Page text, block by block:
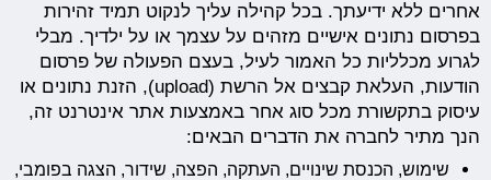
אחרים ללא ידיעתך. בכל קהילה עליך לנקוט תמיד זהירות
בפרסום נתונים אישיים מזהים על עצמך או על ילדיך. מבלי
לגרוע מכלליות כל האמור לעיל, בעצם הפעולה של פרסום
הודעות, העלאת קבצים אל הרשת (upload), הזנת נתונים או
עיסוק בתקשורת מכל סוג אחר באמצעות אתר אינטרנט זה,
הנך מתיר לחברה את הדברים הבאים:
שימוש, הכנסת שינויים, העתקה, הפצה, שידור, הצגה בפומבי,